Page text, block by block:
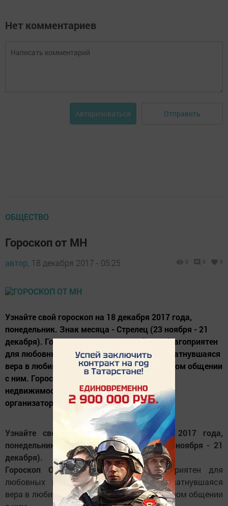
Нет комментариев
Авторизоваться Отправить
ОБЩЕСТВО
Гороскоп от МН
автор, 18 декабря 2017 - 05:25 0 0 0
Узнайте свой гороскоп на 18 декабря 2017 года,
понедельник. Знак месяца - Стрелец (23 ноября - 21
декабря). Гороскоп Овен. День особенно благоприятен
для любовных и семейных отношений. Пошатнувшаяся
вера в любимого человека укрепится в тесном общении
с ним. Гороскоп Телец. Решение вопросов с
недвижимостью, а также всевозможные
организаторские дела...
Узнайте свой гороскоп на 18 декабря 2017 года,
понедельник.
Знак месяца - Стрелец (23 ноября - 21
декабря).
Гороскоп Овен.День особенно благоприятен для
любовных и семейных отношений. Пошатнувшаяся
вера в любимого человека укрепится в тесном общении